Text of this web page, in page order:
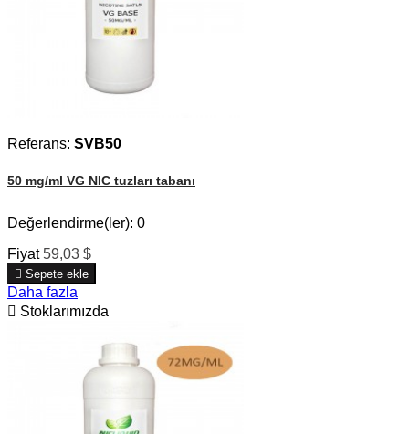
Referans: SVB50
50 mg/ml VG NIC tuzları tabanı
Değerlendirme(ler): 0
Fiyat 59,03 $
 Sepete ekle
Daha fazla
 Stoklarımızda